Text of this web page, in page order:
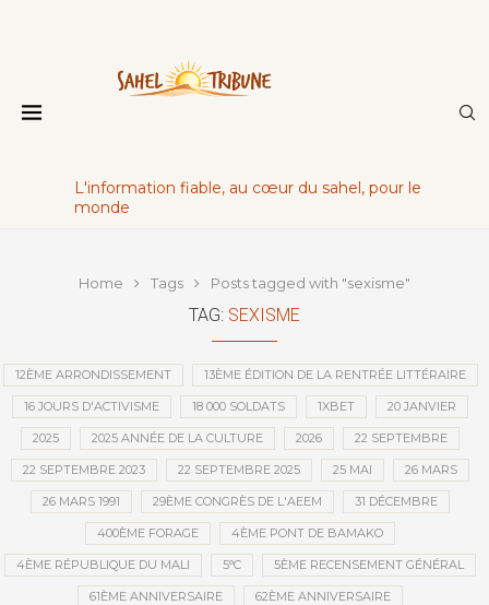
L'information fiable, au cœur du sahel, pour le
monde
Home Tags Posts tagged with "sexisme"
TAG: SEXISME
12ÈME ARRONDISSEMENT 13ÈME ÉDITION DE LA RENTRÉE LITTÉRAIRE
16 JOURS D'ACTIVISME 18 000 SOLDATS 1XBET 20 JANVIER
2025 2025 ANNÉE DE LA CULTURE 2026 22 SEPTEMBRE
22 SEPTEMBRE 2023 22 SEPTEMBRE 2025 25 MAI 26 MARS
26 MARS 1991 29ÈME CONGRÈS DE L'AEEM 31 DÉCEMBRE
400ÈME FORAGE 4ÈME PONT DE BAMAKO
4ÈME RÉPUBLIQUE DU MALI 5°C 5ÈME RECENSEMENT GÉNÉRAL
61ÈME ANNIVERSAIRE 62ÈME ANNIVERSAIRE